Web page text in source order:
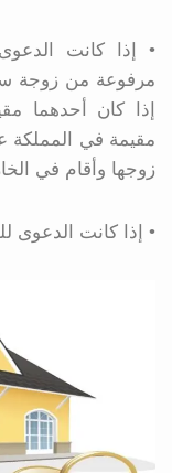
• إذا كانت
مرفوعة من زوجة
إذا كان أحدهما
مقيمة في المملكة
زوجها وأقام في
• إذا كانت الدعوى